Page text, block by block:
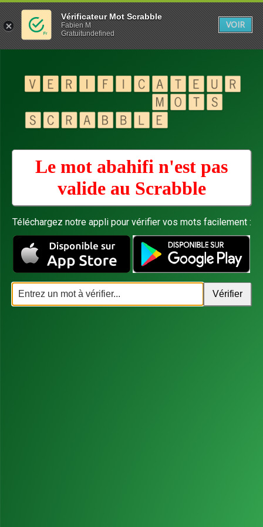
Le mot abahifi n'est pas
valide au Scrabble
Téléchargez notre appli pour vérifier vos mots facilement :
Vérificateur Mot Scrabble
Fabien M
Gratuitundefined
VOIR